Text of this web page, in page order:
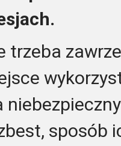
trzeba
sposób